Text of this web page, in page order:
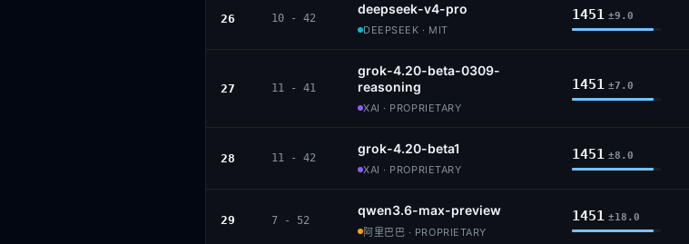
26 10 - 42
deepseek-v4-pro
DEEPSEEK · MIT
1451 ±9.0
27 11 - 41
grok-4.20-beta-0309-
reasoning
XAI · PROPRIETARY
1451 ±7.0
28 11 - 42
grok-4.20-beta1
XAI · PROPRIETARY
1451 ±8.0
29 7 - 52
qwen3.6-max-preview
阿里巴巴 · PROPRIETARY
1451 ±18.0